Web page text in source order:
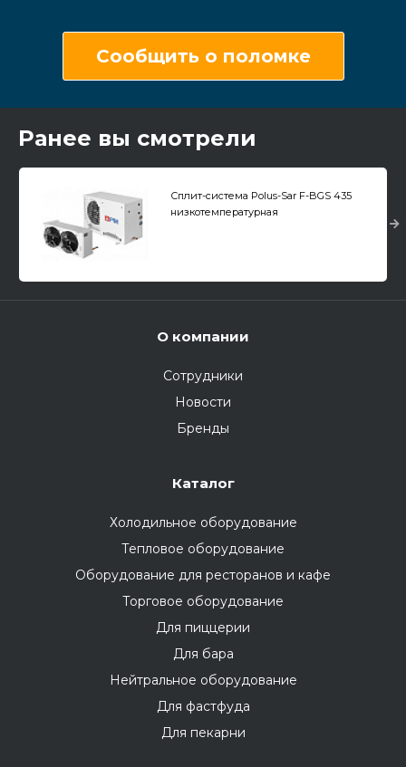
Сообщить о поломке
Ранее вы смотрели
Сплит-система Polus-Sar F-BGS 435
низкотемпературная
О компании
Сотрудники
Новости
Бренды
Каталог
Холодильное оборудование
Тепловое оборудование
Оборудование для ресторанов и кафе
Торговое оборудование
Для пиццерии
Для бара
Нейтральное оборудование
Для фастфуда
Для пекарни